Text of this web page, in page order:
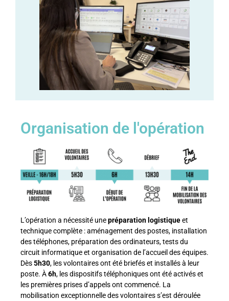
Organisation de l'opération
L’opération a nécessité unepréparation logistiqueet
technique complète : aménagement des postes, installation
des téléphones, préparation des ordinateurs, tests du
circuit informatique et organisation de l’accueil des équipes.
Dès5h30, les volontaires ont été briefés et installés à leur
poste. À6h, les dispositifs téléphoniques ont été activés et
les premières prises d’appels ont commencé. La
mobilisation exceptionnelle des volontaires s’est déroulée